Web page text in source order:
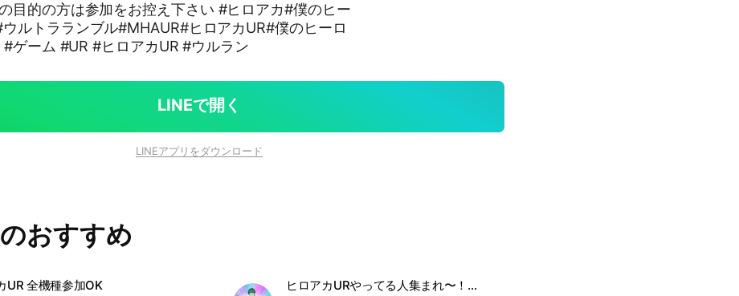
目的の方は参加をお控え下さい #ヒロアカ#僕のヒー
ルトラランブル#MHAUR#ヒロアカUR#僕のヒーロ
#ゲーム #UR #ヒロアカUR #ウルラン
LINEで開く
LINEアプリをダウンロード
おすすめ
UR 全機種参加OK ヒロアカURやってる人集まれ〜！雑談もしよ〜